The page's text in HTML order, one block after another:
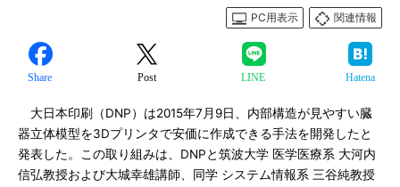
PC用表示
関連情報
Share Post LINE Hatena
大日本印刷（DNP）は2015年7月9日、内部構造が見やすい臓
器立体模型を3Dプリンタで安価に作成できる手法を開発したと
発表した。この取り組みは、DNPと筑波大学 医学医療系 大河内
信弘教授および大城幸雄講師、同学 システム情報系 三谷純教授